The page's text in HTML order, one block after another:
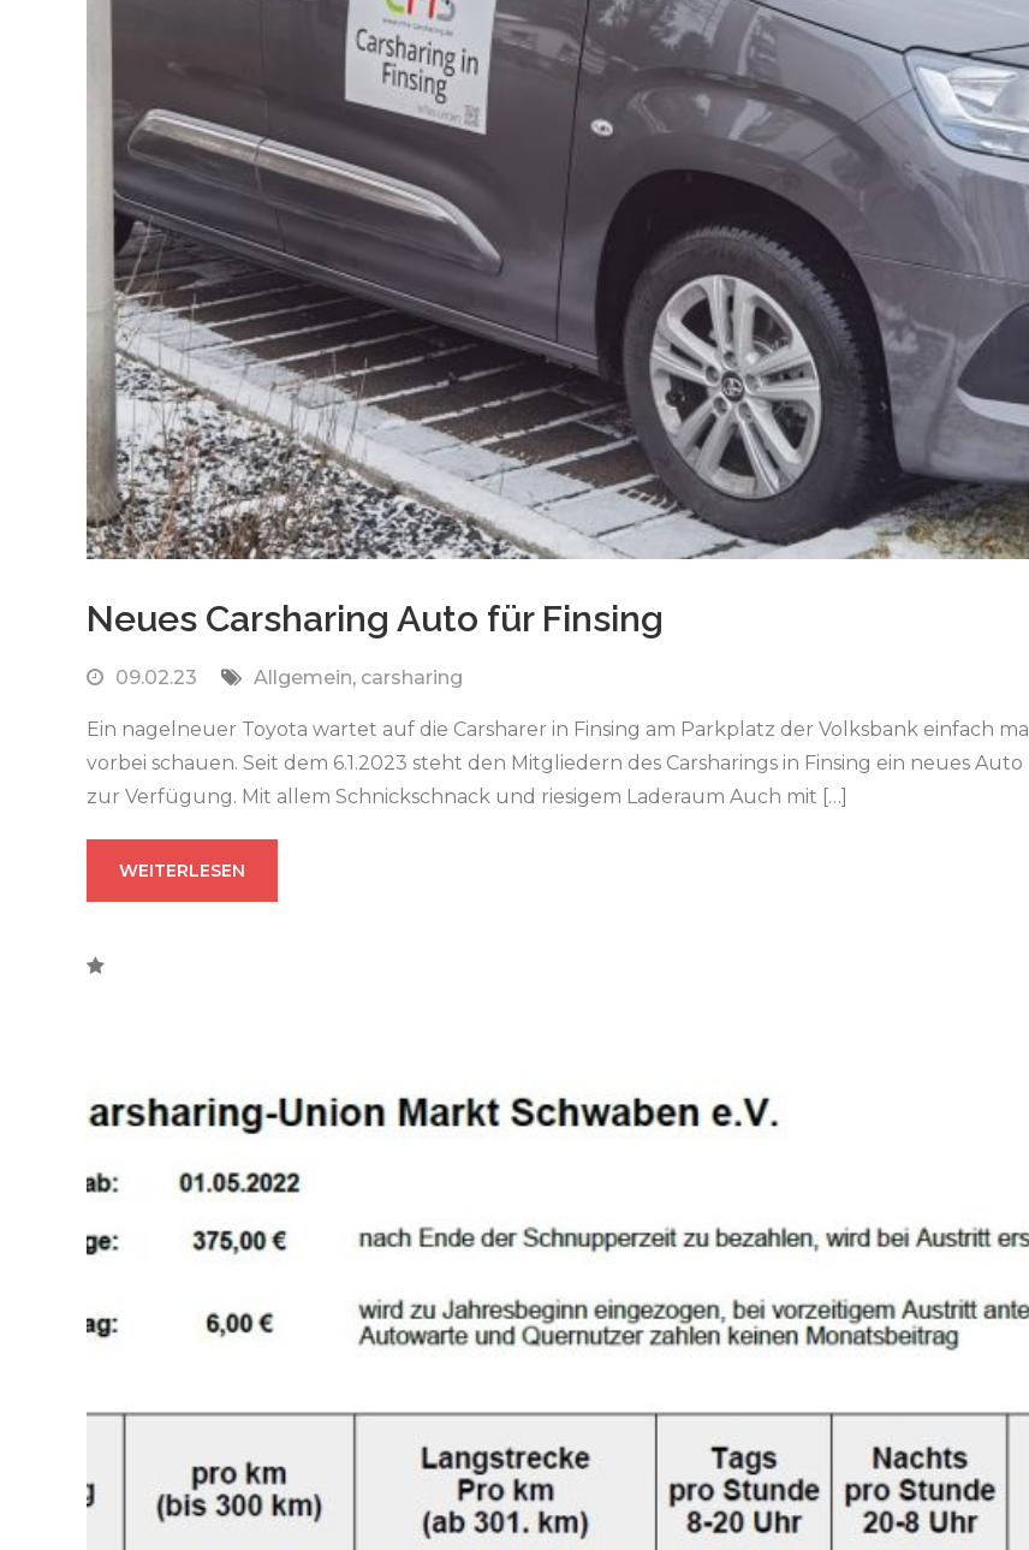
Neues Carsharing Auto für Finsing
09.02.23 Allgemein, carsharing
Ein nagelneuer Toyota wartet auf die Carsharer in Finsing am Parkplatz der Volksbank einfach mal
vorbei schauen. Seit dem 6.1.2023 steht den Mitgliedern des Carsharings in Finsing ein neues Auto
zur Verfügung. Mit allem Schnickschnack und riesigem Laderaum Auch mit […]
WEITERLESEN